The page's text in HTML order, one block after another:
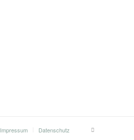
Impressum Datenschutz